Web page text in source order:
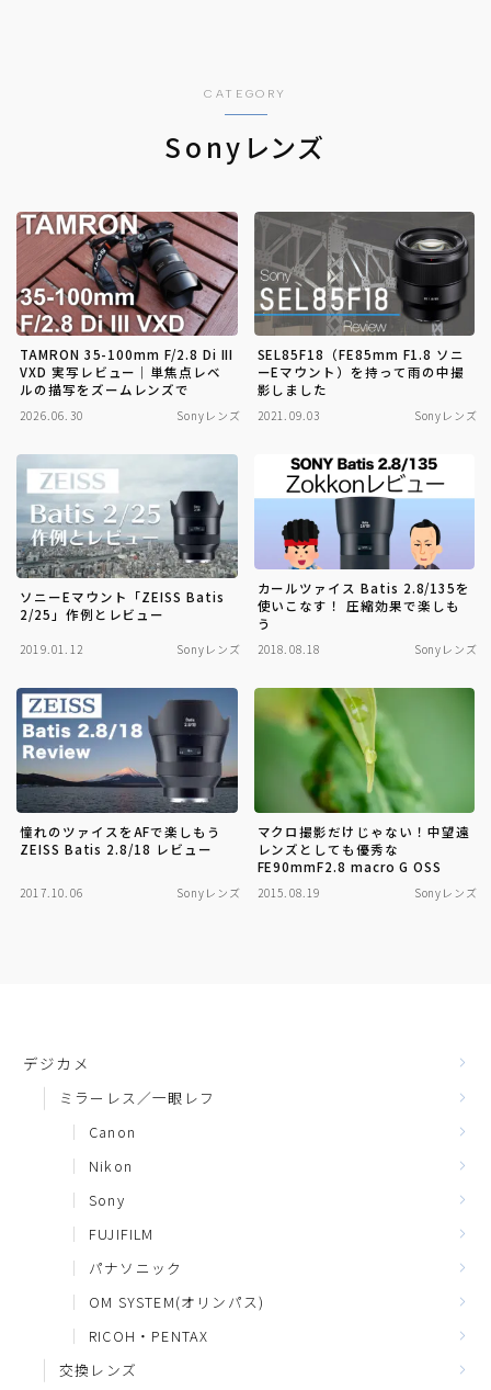
CATEGORY
Sonyレンズ
TAMRON 35-100mm F/2.8 Di III
VXD 実写レビュー｜単焦点レベ
ルの描写をズームレンズで
2026.06.30 Sonyレンズ
SEL85F18（FE85mm F1.8 ソニ
ーEマウント）を持って雨の中撮
影しました
2021.09.03 Sonyレンズ
ソニーEマウント「ZEISS Batis
2/25」作例とレビュー
2019.01.12 Sonyレンズ
カールツァイス Batis 2.8/135を
使いこなす！ 圧縮効果で楽しも
う
2018.08.18 Sonyレンズ
憧れのツァイスをAFで楽しもう
ZEISS Batis 2.8/18 レビュー
2017.10.06 Sonyレンズ
マクロ撮影だけじゃない！中望遠
レンズとしても優秀な
FE90mmF2.8 macro G OSS
2015.08.19 Sonyレンズ
デジカメ
ミラーレス／一眼レフ
Canon
Nikon
Sony
FUJIFILM
パナソニック
OM SYSTEM(オリンパス)
RICOH・PENTAX
交換レンズ